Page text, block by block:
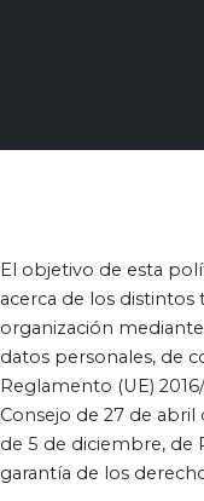
El objetivo de esta
acerca de los
organización
datos personales, de
Reglamento (UE)
Consejo de 27 de abril
de 5 de diciembre, de
garantía de los